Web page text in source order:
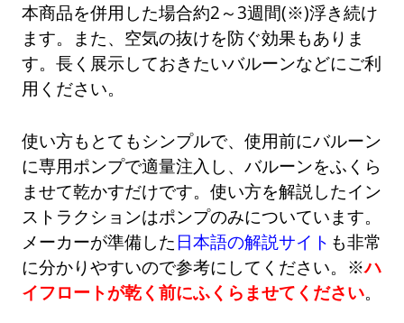
本商品を併用した場合約2～3週間(※)浮き続け
ます。また、空気の抜けを防ぐ効果もありま
す。長く展示しておきたいバルーンなどにご利
用ください。
使い方もとてもシンプルで、使用前にバルーン
に専用ポンプで適量注入し、バルーンをふくら
ませて乾かすだけです。使い方を解説したイン
ストラクションはポンプのみについています。
メーカーが準備した 日本語の解説サイト も非常
に分かりやすいので参考にしてください。※ハ
イフロートが乾く前にふくらませてください。